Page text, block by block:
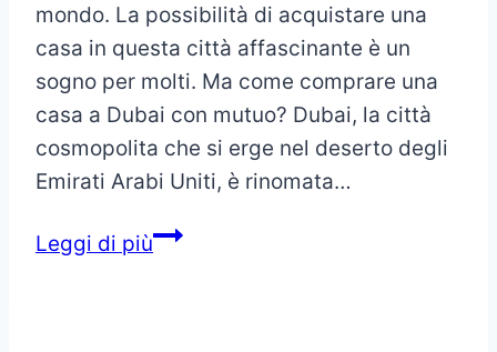
mondo. La possibilità di acquistare una
casa in questa città affascinante è un
sogno per molti. Ma come comprare una
casa a Dubai con mutuo? Dubai, la città
cosmopolita che si erge nel deserto degli
Emirati Arabi Uniti, è rinomata…
Leggi di piùComprare